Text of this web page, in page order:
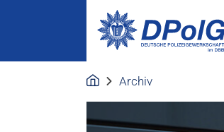
Archiv